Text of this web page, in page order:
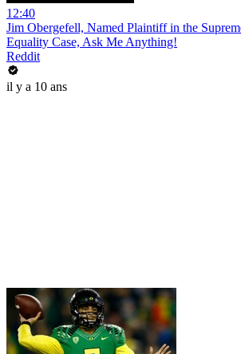
12:40
Jim Obergefell, Named Plaintiff in the
Equality Case, Ask Me Anything!
Reddit
il y a 10 ans